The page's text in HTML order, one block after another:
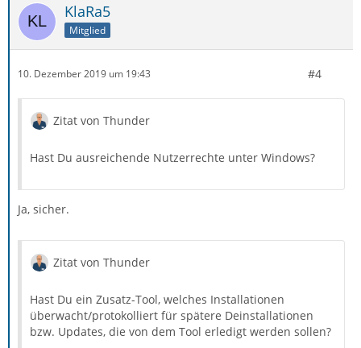
KlaRa5
Mitglied
10. Dezember 2019 um 19:43 #4
Zitat von Thunder
Hast Du ausreichende Nutzerrechte unter Windows?
Ja, sicher.
Zitat von Thunder
Hast Du ein Zusatz-Tool, welches Installationen
überwacht/protokolliert für spätere Deinstallationen
bzw. Updates, die von dem Tool erledigt werden sollen?